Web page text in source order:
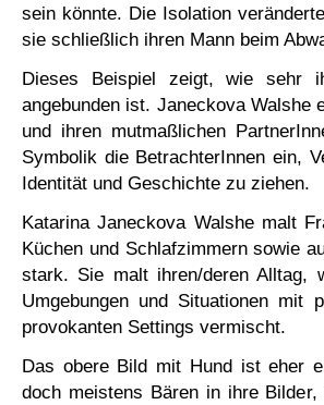
sein könnte. Die Isolation
sie schließlich ihren Mann beim
Dieses Beispiel zeigt, wie sehr
angebunden ist. Janeckova Walshe
und ihren mutmaßlichen
Symbolik die BetrachterInnen ein,
Identität und Geschichte zu ziehen.
Katarina Janeckova Walshe malt
Küchen und Schlafzimmern sowie
stark. Sie malt ihren/deren Alltag,
Umgebungen und Situationen mit
provokanten Settings vermischt.
Das obere Bild mit Hund ist eher
doch meistens Bären in ihre